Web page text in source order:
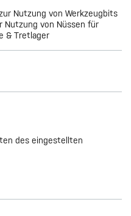
Nutzung von Werkzeugbits
Nutzung von Nüssen für
& Tretlager
des eingestellten